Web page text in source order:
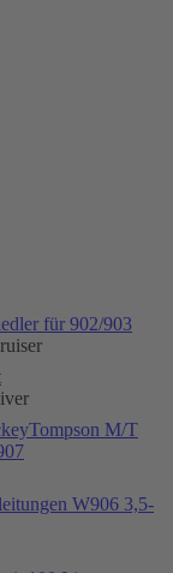
für 902/903
M/T
W906 3,5-